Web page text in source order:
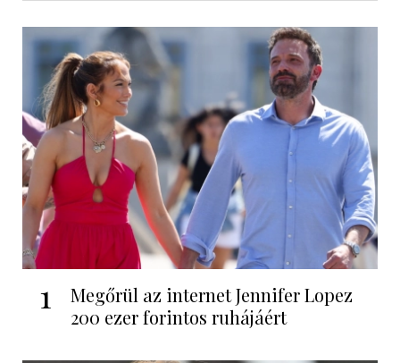
1
Megőrül az internet Jennifer Lopez
200 ezer forintos ruhájáért